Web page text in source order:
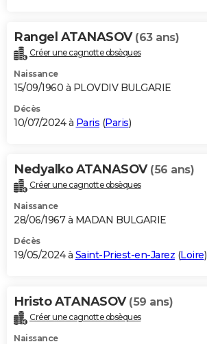
Carte de Noël
Carte Bonne année
Carte Saint-Valentin
Carte Pâques
Carte d'anniversaire
DICTIONNAIRE
Dictionnaire
Biographies
Citations
Expressions
Proverbes
PROGRAMME TV
S'inscrire
Se connecter
Lycées
Collèges
Primaires
Universités
Entreprises
Service militaire
Avis de recherche
AVIS DE DÉCÈS
Bricolage
Lifestyle
Culture
Sport
Auto
Television
Voyage
Cinema
Rangel ATANASOV (63 ans)
Créer une cagnotte obsèques
Naissance
15/09/1960 à PLOVDIV BULGARIE
Décès
10/07/2024 à Paris (Paris)
Nedyalko ATANASOV (56 ans)
Créer une cagnotte obsèques
Naissance
28/06/1967 à MADAN BULGARIE
Décès
19/05/2024 à Saint-Priest-en-Jarez (Loire)
Hristo ATANASOV (59 ans)
Créer une cagnotte obsèques
Naissance